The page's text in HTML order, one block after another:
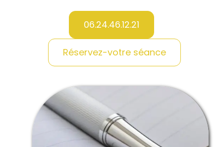
06.24.46.12.21
Réservez-votre séance